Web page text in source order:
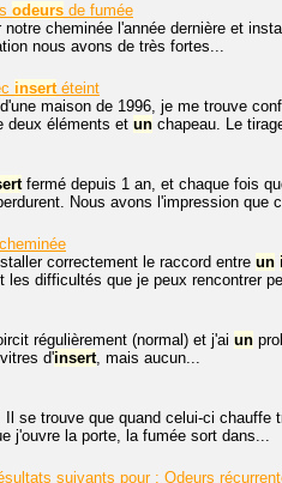
odeurs de fumée
cheminée l'année dernière et
nous avons de très fortes...
insertéteint
maison de 1996, je me trouve
deux éléments et un chapeau. Le
fermé depuis 1 an, et chaque fois
Nous avons l'impression que
correctement le raccord entre un
les difficultés que je peux rencontrer
régulièrement (normal) et j'ai un
d'insert, mais aucun...
Il se trouve que quand celui-ci
j'ouvre la porte, la fumée sort dans...
suivants pour : Odeurs